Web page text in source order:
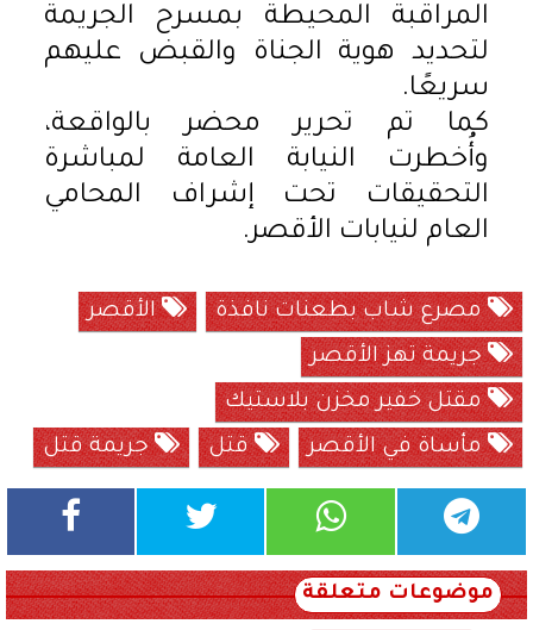
المراقبة المحيطة بمسرح الجريمة
لتحديد هوية الجناة والقبض عليهم
سريعًا.
كما تم تحرير محضر بالواقعة،
وأُخطرت النيابة العامة لمباشرة
التحقيقات تحت إشراف المحامي
العام لنيابات الأقصر.
مصرع شاب بطعنات نافذة
الأقصر
جريمة تهز الأقصر
مقتل خفير مخزن بلاستيك
مأساة في الأقصر
قتل جريمة قتل
موضوعات متعلقة